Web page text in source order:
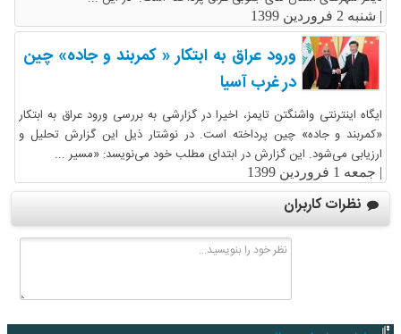
| شنبه 2 فروردین 1399
ورود عراق به ابتکار « کمربند و جاده» چین
در غرب آسیا
ایگاه اینترنتی واشنگتن تایمز، اخیرا در گزارشی به بررسی ورود عراق به ابتکار
«کمربند و جاده» چین پرداخته است. در نوشتار ذیل این گزارش تحلیل و
ارزیابی می‌شود. این گزارش در ابتدای مطلب خود می‌نویسد: «مسیر ...
| جمعه 1 فروردین 1399
نظرات کاربران